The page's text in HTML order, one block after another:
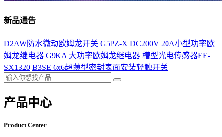
新品通告
D2AW防水微动欧姆龙开关 G5PZ-X DC200V 20A小型功率欧
姆龙继电器 G9KA 大功率欧姆龙继电器 槽型光电传感器EE-
SX1320 B3SE 6x6超薄型密封表面安装轻触开关
产品中心
Product Center